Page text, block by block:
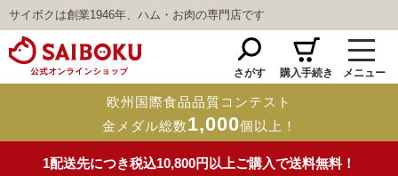
サイボクは創業1946年、ハム・お肉の専門店です
さがす 購入手続き メニュー
欧州国際食品品質コンテスト
金メダル総数1,000個以上！
1配送先につき税込10,800円以上ご購入で送料無料！